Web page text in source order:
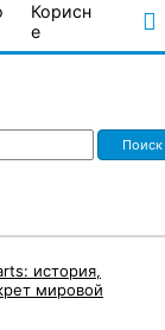
Корисн
е
история,
мировой